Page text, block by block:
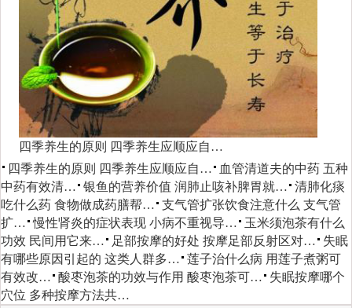
四季养生的原则 四季养生应顺应自…
四季养生的原则 四季养生应顺应自…
血管清道夫的中药 五种
中药有效清… 银鱼的营养价值 润肺止咳补脾胃就… 清肺化痰
吃什么药 食物做成药膳帮… 支气管扩张饮食注意什么 支气管
扩… 慢性肾炎的症状表现 小病不重视导…
玉米须泡茶有什么
功效 民间用它来…
足部按摩的好处 按摩足部反射区对…
失眠
有哪些原因引起的 这类人群多… 莲子治什么病 用莲子煮粥可
有效改… 酸枣泡茶的功效与作用 酸枣泡茶可…
失眠按摩哪个
穴位 多种按摩方法共…